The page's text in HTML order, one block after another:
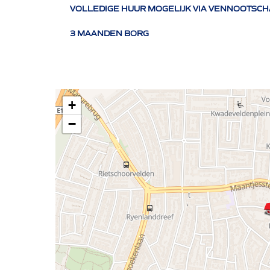
VOLLEDIGE HUUR MOGELIJK VIA
3 MAANDEN BORG
+
−